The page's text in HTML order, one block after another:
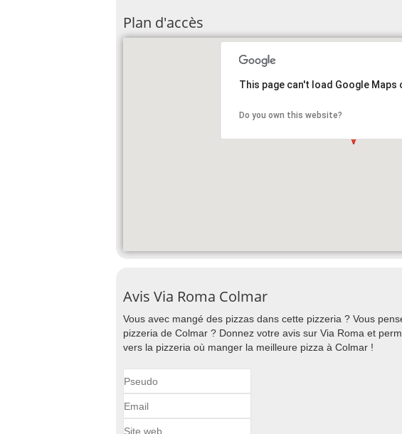
Plan d'accès
This page can't load Google Maps
Do you own this website?
Avis Via Roma Colmar
Vous avec mangé des pizzas dans cette pizzeria ? Vous
pizzeria de Colmar ? Donnez votre avis sur Via Roma et
vers la pizzeria où manger la meilleure pizza à Colmar !